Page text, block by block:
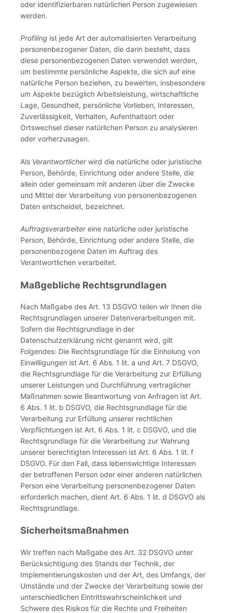
oder identifizierbaren natürlichen Person zugewiesen
werden.
Profiling ist jede Art der automatisierten Verarbeitung
personenbezogener Daten, die darin besteht, dass
diese personenbezogenen Daten verwendet werden,
um bestimmte persönliche Aspekte, die sich auf eine
natürliche Person beziehen, zu bewerten, insbesondere
um Aspekte bezüglich Arbeitsleistung, wirtschaftliche
Lage, Gesundheit, persönliche Vorlieben, Interessen,
Zuverlässigkeit, Verhalten, Aufenthaltsort oder
Ortswechsel dieser natürlichen Person zu analysieren
oder vorherzusagen.
Als Verantwortlicherwird die natürliche oder juristische
Person, Behörde, Einrichtung oder andere Stelle, die
allein oder gemeinsam mit anderen über die Zwecke
und Mittel der Verarbeitung von personenbezogenen
Daten entscheidet, bezeichnet.
Auftragsverarbeitereine natürliche oder juristische
Person, Behörde, Einrichtung oder andere Stelle, die
personenbezogene Daten im Auftrag des
Verantwortlichen verarbeitet.
Maßgebliche Rechtsgrundlagen
Nach Maßgabe des Art. 13 DSGVO teilen wir Ihnen die
Rechtsgrundlagen unserer Datenverarbeitungen mit.
Sofern die Rechtsgrundlage in der
Datenschutzerklärung nicht genannt wird, gilt
Folgendes: Die Rechtsgrundlage für die Einholung von
Einwilligungen ist Art. 6 Abs. 1 lit. a und Art. 7 DSGVO,
die Rechtsgrundlage für die Verarbeitung zur Erfüllung
unserer Leistungen und Durchführung vertraglicher
Maßnahmen sowie Beantwortung von Anfragen ist Art.
6 Abs. 1 lit. b DSGVO, die Rechtsgrundlage für die
Verarbeitung zur Erfüllung unserer rechtlichen
Verpflichtungen ist Art. 6 Abs. 1 lit. c DSGVO, und die
Rechtsgrundlage für die Verarbeitung zur Wahrung
unserer berechtigten Interessen ist Art. 6 Abs. 1 lit. f
DSGVO. Für den Fall, dass lebenswichtige Interessen
der betroffenen Person oder einer anderen natürlichen
Person eine Verarbeitung personenbezogener Daten
erforderlich machen, dient Art. 6 Abs. 1 lit. d DSGVO als
Rechtsgrundlage.
Sicherheitsmaßnahmen
Wir treffen nach Maßgabe des Art. 32 DSGVO unter
Berücksichtigung des Stands der Technik, der
Implementierungskosten und der Art, des Umfangs, der
Umstände und der Zwecke der Verarbeitung sowie der
unterschiedlichen Eintrittswahrscheinlichkeit und
Schwere des Risikos für die Rechte und Freiheiten